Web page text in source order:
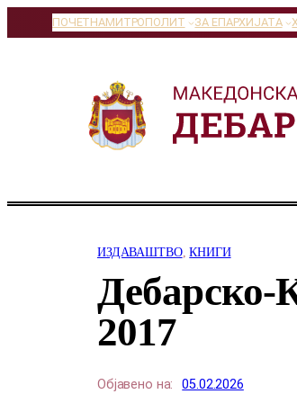
на
ПОЧЕТНАМИТРОПОЛИТ ЗА ЕПАРХИЈАТА
ИЗДАВАШТВО, КНИГИ
Дебарско-
2017
Објавено на: 05.02.2026